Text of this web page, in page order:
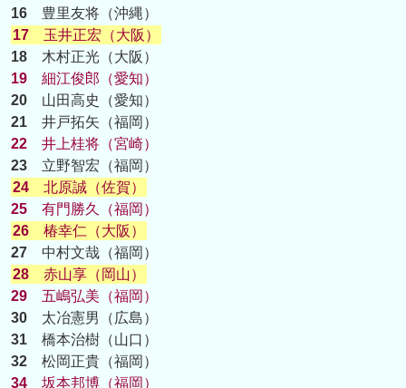
16 豊里友将（沖縄）
17 玉井正宏（大阪）
18 木村正光（大阪）
19 細江俊郎（愛知）
20 山田高史（愛知）
21 井戸拓矢（福岡）
22 井上桂将（宮崎）
23 立野智宏（福岡）
24 北原誠（佐賀）
25 有門勝久（福岡）
26 椿幸仁（大阪）
27 中村文哉（福岡）
28 赤山享（岡山）
29 五嶋弘美（福岡）
30 太冶憲男（広島）
31 橋本治樹（山口）
32 松岡正貴（福岡）
34 坂本邦博（福岡）